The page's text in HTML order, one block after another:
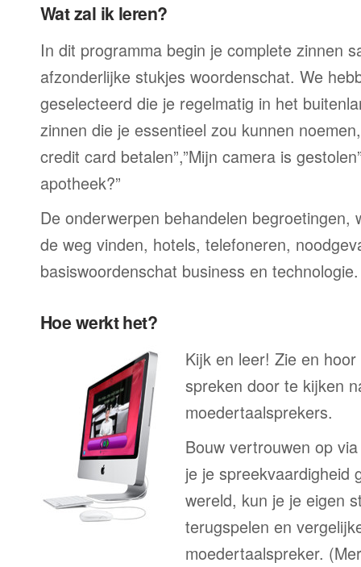
Wat zal ik leren?
In dit programma begin je complete zinnen
afzonderlijke stukjes woordenschat. We
geselecteerd die je regelmatig in het
zinnen die je essentieel zou kunnen
credit card betalen”,”Mijn camera is
apotheek?”
De onderwerpen behandelen begroetingen,
de weg vinden, hotels, telefoneren,
basiswoordenschat business en technologie.
Hoe werkt het?
Kijk en leer! Zie en
spreken door te kijken
moedertaalsprekers.
Bouw vertrouwen op
je je spreekvaardigheid
wereld, kun je je eigen
terugspelen en
moedertaalspreker.